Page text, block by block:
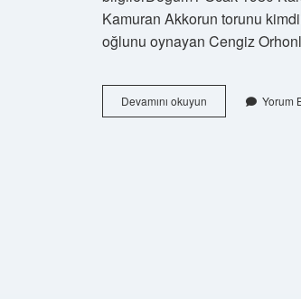
Kamuran Akkorun torunu
oğlunu oynayan Cengiz
Devamını okuyun Kamuran
Akkor
Yorum